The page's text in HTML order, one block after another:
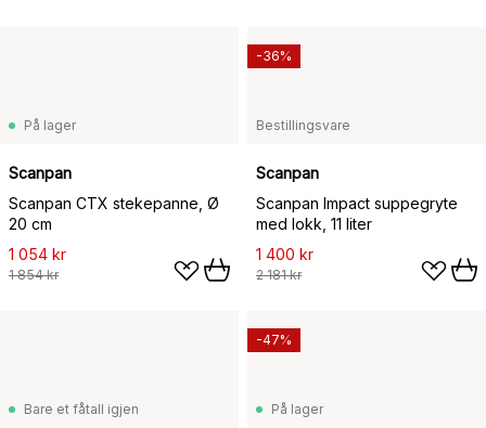
På lager
Scanpan
Scanpan CTX stekepanne, Ø
20 cm
1 054 kr
1 854 kr
Bestillingsvare
Scanpan
Scanpan Impact suppegryte
med lokk, 11 liter
1 400 kr
2 181 kr
-36%
Bare et fåtall igjen På lager
-47%